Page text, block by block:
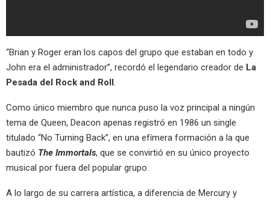
“Brian y Roger eran los capos del grupo que estaban en todo y
John era el administrador”, recordó el legendario creador de La
Pesada del Rock and Roll.
Como único miembro que nunca puso la voz principal a ningún
tema de Queen, Deacon apenas registró en 1986 un single
titulado “No Turning Back”, en una efímera formación a la que
bautizó The Immortals, que se convirtió en su único proyecto
musical por fuera del popular grupo.
A lo largo de su carrera artística, a diferencia de Mercury y